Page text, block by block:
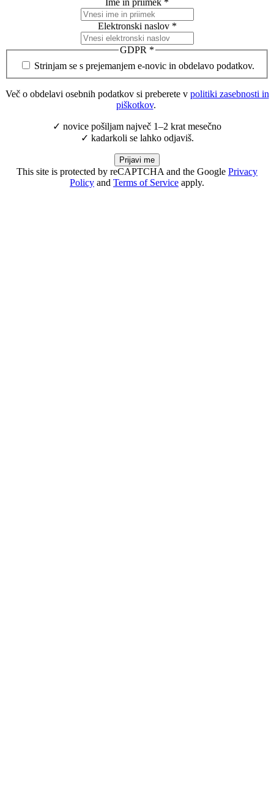
Ime in priimek *
Elektronski naslov *
GDPR *
Strinjam se s prejemanjem e-novic in obdelavo podatkov.
Več o obdelavi osebnih podatkov si preberete v politiki zasebnosti in
piškotkov.
✓ novice pošiljam največ 1–2 krat mesečno
✓ kadarkoli se lahko odjaviš.
Prijavi me
This site is protected by reCAPTCHA and the Google Privacy
Policy and Terms of Service apply.